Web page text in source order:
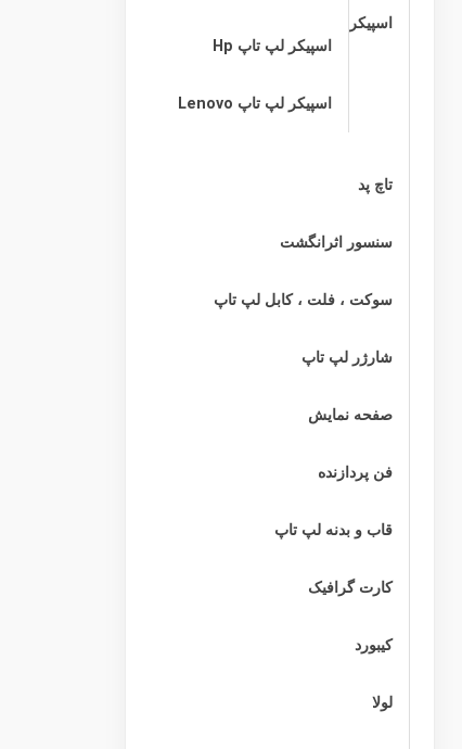
اسپیکر
اسپیکر لپ تاپ Hp
اسپیکر لپ تاپ Lenovo
تاچ پد
سنسور اثرانگشت
سوکت ، فلت ، کابل لپ تاپ
شارژر لپ تاپ
صفحه نمایش
فن پردازنده
قاب و بدنه لپ تاپ
کارت گرافیک
کیبورد
لولا